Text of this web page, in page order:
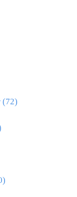
(72)